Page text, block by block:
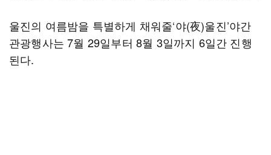
울진의 여름밤을 특별하게 채워줄‘야(夜)울진’야간
관광행사는 7월 29일부터 8월 3일까지 6일간 진행
된다.